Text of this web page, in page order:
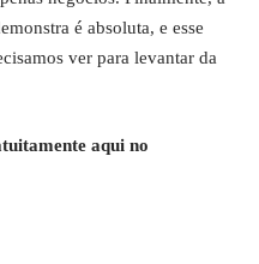
é absoluta, e esse
ver para levantar da
aqui no